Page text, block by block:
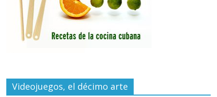
Videojuegos, el décimo arte